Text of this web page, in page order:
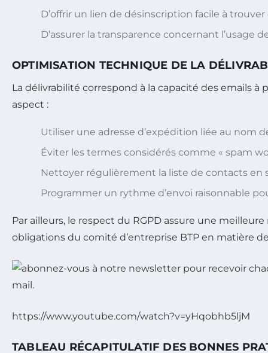
D’offrir un lien de désinscription facile à
D’assurer la transparence concernant
OPTIMISATION TECHNIQUE DE LA
La délivrabilité correspond à la capacité des emails
aspect :
Utiliser une adresse d’expédition liée au nom
Éviter les termes considérés comme « spam
Nettoyer régulièrement la liste de contacts en
Programmer un rythme d’envoi raisonnable
Par ailleurs, le respect du RGPD assure une
obligations du comité d’entreprise BTP en matière
https://www.youtube.com/watch?v=yHqobhb5ljM
TABLEAU RÉCAPITULATIF DES BONNES